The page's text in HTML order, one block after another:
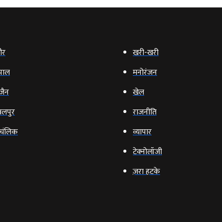
खरी-खरी
मनोरंजन
खेल
राजनीति
व्‍यापार
टेक्‍नोलॉजी
ज़रा हटके